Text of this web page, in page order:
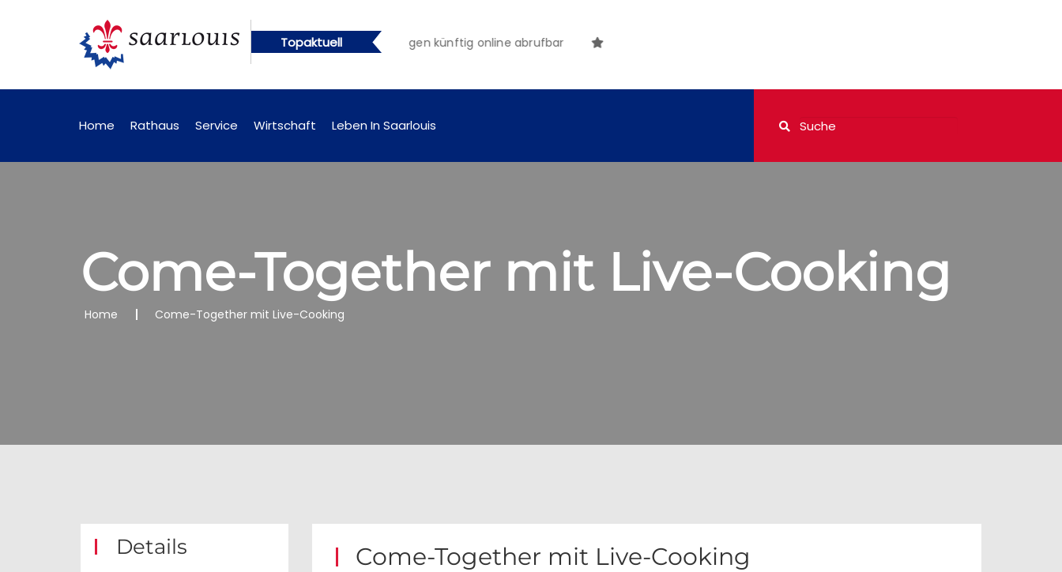
Topaktuell
künftig online abrufbar Öffentliche Bekanntmachungen künftig online abrufbar
Home Rathaus Service Wirtschaft Leben In Saarlouis
Come-Together mit Live-Cooking
Home Come-Together mit Live-Cooking
Details Come-Together mit Live-Cooking